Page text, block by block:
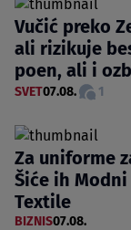
Vučić preko
ali rizikuje
poen, ali i
SVET07.08. 1
Za uniforme
Šiće ih
Textile
BIZNIS07.08.